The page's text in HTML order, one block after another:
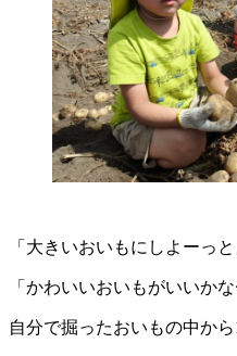
「大きいおいもにしよーっと
「かわいいおいもがいいかな
自分で掘ったおいもの中か